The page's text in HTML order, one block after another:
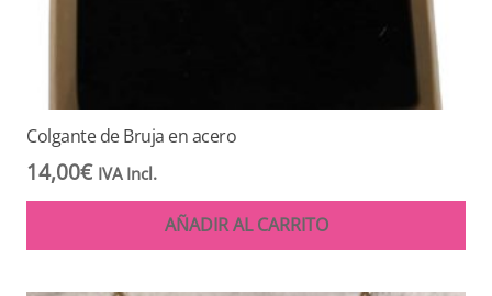
Colgante de Bruja en acero
14,00€ IVA Incl.
AÑADIR AL CARRITO